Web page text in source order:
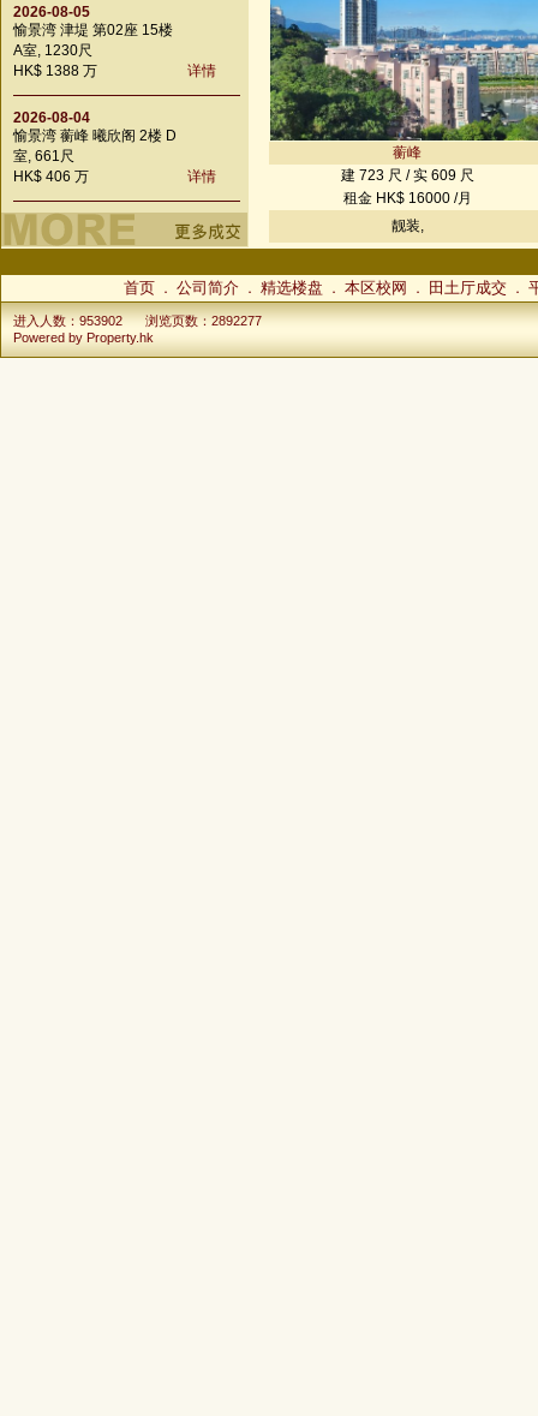
2026-08-05
愉景湾 津堤 第02座 15楼
A室, 1230尺
HK$ 1388 万
详情
2026-08-04
愉景湾 蘅峰 曦欣阁 2楼 D
室, 661尺
HK$ 406 万
详情
蘅峰
建 723 尺 / 实 609 尺
租金 HK$ 16000 /月
靓装,
首页 ． 公司简介 ． 精选楼盘 ． 本区校网 ． 田土厅成交 ．
进入人数：953902
浏览页数：2892277
Powered by Property.hk